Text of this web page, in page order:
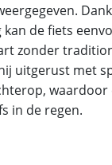
de fiets
zonder
uitgerust met
in de regen.